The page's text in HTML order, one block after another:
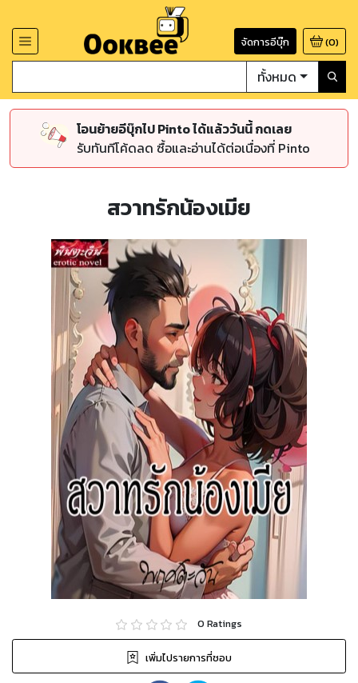
จัดการอีบุ๊ก (0)
ทั้งหมด
โอนย้ายอีบุ๊กไป Pinto ได้แล้ววันนี้ กดเลย
รับทันทีโค้ดลด ซื้อและอ่านได้ต่อเนื่องที่ Pinto
สวาทรักน้องเมีย
0 Ratings
เพิ่มไปรายการที่ชอบ